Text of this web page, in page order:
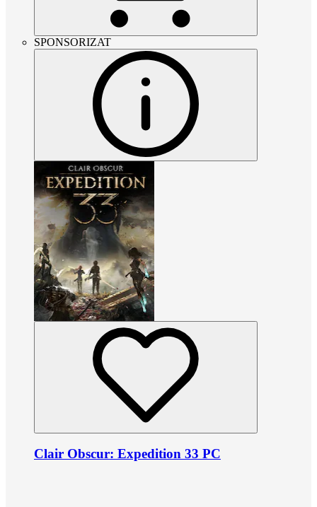
SPONSORIZAT
Clair Obscur: Expedition 33 PC